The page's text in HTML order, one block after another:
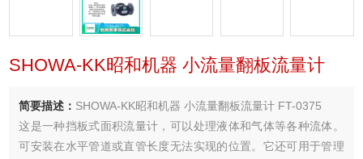
SHOWA-KK昭和机器 小流量翻板流量计
简要描述： SHOWA-KK昭和机器 小流量翻板流量计 FT-0375
这是一种挡板式面积流量计，可以处理液体和气体等各种流体。
可安装在水平管道或直管长度无法实现的位置。它还可用于管理